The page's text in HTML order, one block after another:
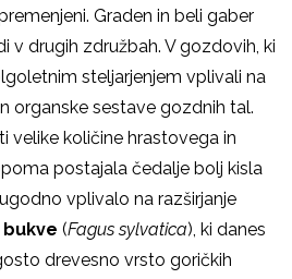
Graden in beli gaber
v drugih združbah. V gozdovih, ki
steljarjenjem vplivali na
organske sestave gozdnih tal.
velike količine hrastovega in
postajala čedalje bolj kisla
vplivalo na razširjanje
(Fagus sylvatica), ki danes
drevesno vrsto goričkih